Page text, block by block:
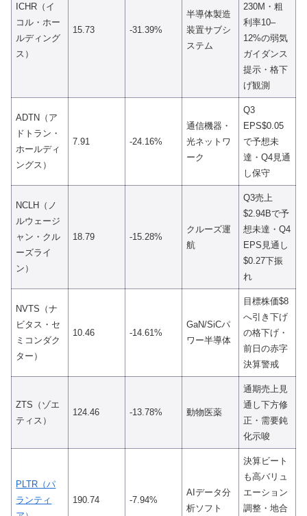
ICHR（イ
コル・ホー
ルディング
ス）
15.73 -31.39%
半導体製造
装置サブシ
ステム
230M・粗
利率10–
12%の弱気
ガイダンス
提示・格下
げ観測
ADTN（ア
ドトラン・
ホールディ
ングス）
7.91 -24.16%
通信機器・
光ネットワ
ーク
Q3
EPS$0.05
で予想未
達・Q4見通
し保守
NCLH（ノ
ルウェージ
ャン・クル
ーズライ
ン）
18.79 -15.28%
クルーズ運
航
Q3売上
$2.94Bで予
想未達・Q4
EPS見通し
$0.27下振
れ
NVTS（ナ
ビタス・セ
ミコンダク
ター）
10.46 -14.61%
GaN/SiCパ
ワー半導体
目標株価$8
へ引き下げ
の格下げ・
前日の赤字
決算警戒
ZTS（ゾエ
ティス）
124.46 -13.78% 動物医薬
通期売上見
通し下方修
正・需要鈍
化示唆
PLTR（パ
ランティ
190.74 -7.94%
AIデータ分
析ソフト
決算ビート
も高バリュ
エーション
調整・地合